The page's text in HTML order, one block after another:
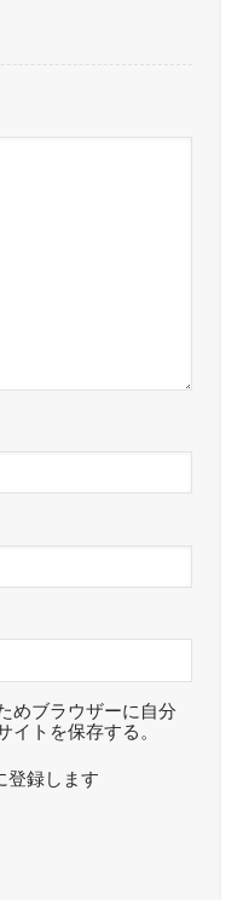
めブラウザーに自分
イトを保存する。
登録します